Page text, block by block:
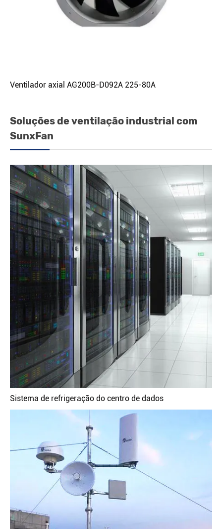
Ventilador axial AG200B-D092A 225-80A
Soluções de ventilação industrial com
SunxFan
Sistema de refrigeração do centro de dados